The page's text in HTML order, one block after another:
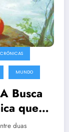
CRÔNICAS
MUNDO
Busca
que
duas